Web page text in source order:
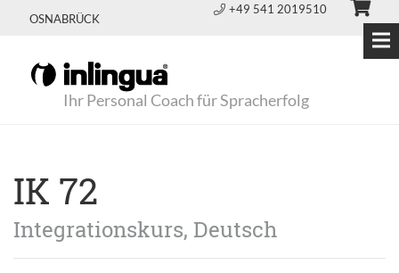
OSNABRÜCK
+49 541 2019510
Ihr Personal Coach für Spracherfolg
IK 72
Integrationskurs, Deutsch